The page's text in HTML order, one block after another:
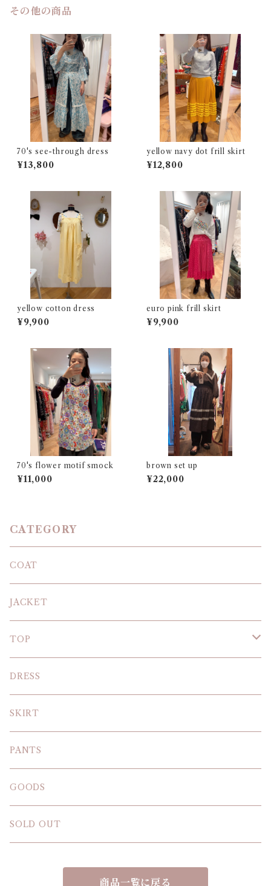
その他の商品
70's see-through dress
¥13,800
yellow navy dot frill skirt
¥12,800
yellow cotton dress
¥9,900
euro pink frill skirt
¥9,900
70's flower motif smock
¥11,000
brown set up
¥22,000
CATEGORY
COAT
JACKET
TOP
KNIT
BLOUSE
T-SHIRT
SWEAT SHIRT
DRESS
SKIRT
PANTS
GOODS
SOLD OUT
商品一覧に戻る